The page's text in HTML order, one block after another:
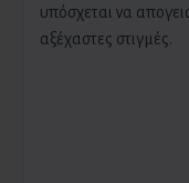
υπόσχεται να
αξέχαστες στιγμές.